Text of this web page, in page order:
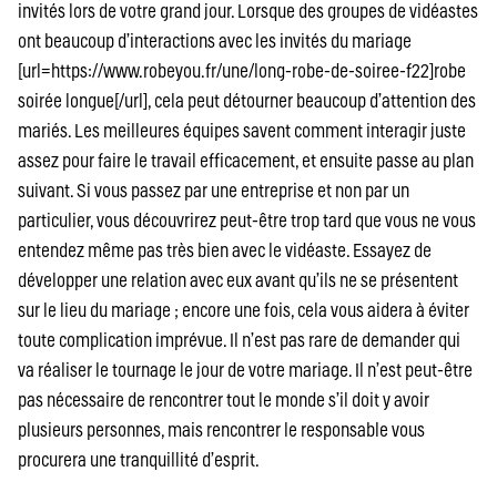
invités lors de votre grand jour. Lorsque des groupes de vidéastes
ont beaucoup d’interactions avec les invités du mariage
[url=https://www.robeyou.fr/une/long-robe-de-soiree-f22]robe
soirée longue[/url], cela peut détourner beaucoup d’attention des
mariés. Les meilleures équipes savent comment interagir juste
assez pour faire le travail efficacement, et ensuite passe au plan
suivant. Si vous passez par une entreprise et non par un
particulier, vous découvrirez peut-être trop tard que vous ne vous
entendez même pas très bien avec le vidéaste. Essayez de
développer une relation avec eux avant qu’ils ne se présentent
sur le lieu du mariage ; encore une fois, cela vous aidera à éviter
toute complication imprévue. Il n’est pas rare de demander qui
va réaliser le tournage le jour de votre mariage. Il n’est peut-être
pas nécessaire de rencontrer tout le monde s’il doit y avoir
plusieurs personnes, mais rencontrer le responsable vous
procurera une tranquillité d’esprit.